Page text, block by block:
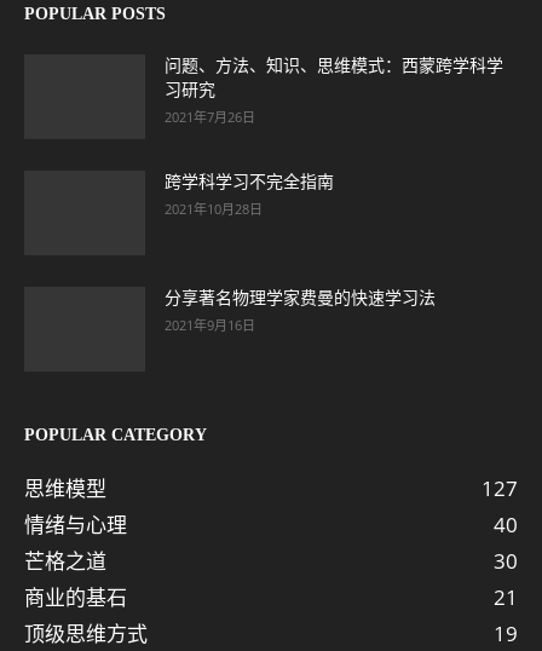
POPULAR POSTS
问题、方法、知识、思维模式：西蒙跨学科学
习研究
2021年7月26日
跨学科学习不完全指南
2021年10月28日
分享著名物理学家费曼的快速学习法
2021年9月16日
POPULAR CATEGORY
思维模型
127
情绪与心理
40
芒格之道
30
商业的基石
21
顶级思维方式
19